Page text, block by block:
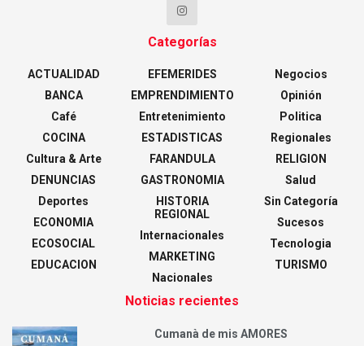
Categorías
ACTUALIDAD
BANCA
Café
COCINA
Cultura & Arte
DENUNCIAS
Deportes
ECONOMIA
ECOSOCIAL
EDUCACION
EFEMERIDES
EMPRENDIMIENTO
Entretenimiento
ESTADISTICAS
FARANDULA
GASTRONOMIA
HISTORIA
REGIONAL
Internacionales
MARKETING
Nacionales
Negocios
Opinión
Politica
Regionales
RELIGION
Salud
Sin Categoría
Sucesos
Tecnologia
TURISMO
Noticias recientes
Cumanà de mis AMORES